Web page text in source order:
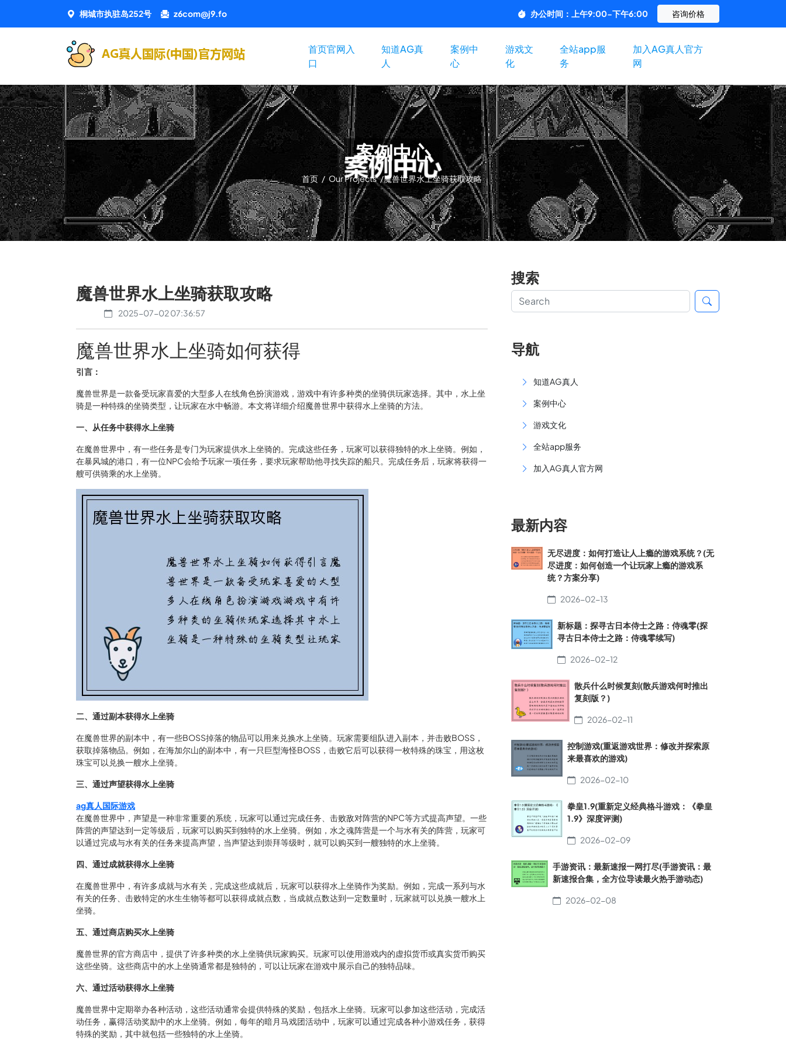
桐城市执驻岛252号 z6com@j9.fo 办公时间：上午9:00-下午6:00 咨询价格
首页官网入
口
知道AG真
人
案例中
心
游戏文
化
全站app服
务
加入AG真人官方
网
案例中心
首页 / Our Projects /魔兽世界水上坐骑获取攻略
魔兽世界水上坐骑获取攻略
2025-07-02 07:36:57
魔兽世界水上坐骑如何获得
引言：
魔兽世界是一款备受玩家喜爱的大型多人在线角色扮演游戏，游戏中有许多种类的坐骑供玩家选择。其中，水上坐
骑是一种特殊的坐骑类型，让玩家在水中畅游。本文将详细介绍魔兽世界中获得水上坐骑的方法。
一、从任务中获得水上坐骑
在魔兽世界中，有一些任务是专门为玩家提供水上坐骑的。完成这些任务，玩家可以获得独特的水上坐骑。例如，
在暴风城的港口，有一位NPC会给予玩家一项任务，要求玩家帮助他寻找失踪的船只。完成任务后，玩家将获得一
艘可供骑乘的水上坐骑。
二、通过副本获得水上坐骑
在魔兽世界的副本中，有一些BOSS掉落的物品可以用来兑换水上坐骑。玩家需要组队进入副本，并击败BOSS，
获取掉落物品。例如，在海加尔山的副本中，有一只巨型海怪BOSS，击败它后可以获得一枚特殊的珠宝，用这枚
珠宝可以兑换一艘水上坐骑。
三、通过声望获得水上坐骑
ag真人国际游戏
在魔兽世界中，声望是一种非常重要的系统，玩家可以通过完成任务、击败敌对阵营的NPC等方式提高声望。一些
阵营的声望达到一定等级后，玩家可以购买到独特的水上坐骑。例如，水之魂阵营是一个与水有关的阵营，玩家可
以通过完成与水有关的任务来提高声望，当声望达到崇拜等级时，就可以购买到一艘独特的水上坐骑。
四、通过成就获得水上坐骑
在魔兽世界中，有许多成就与水有关，完成这些成就后，玩家可以获得水上坐骑作为奖励。例如，完成一系列与水
有关的任务、击败特定的水生生物等都可以获得成就点数，当成就点数达到一定数量时，玩家就可以兑换一艘水上
坐骑。
五、通过商店购买水上坐骑
魔兽世界的官方商店中，提供了许多种类的水上坐骑供玩家购买。玩家可以使用游戏内的虚拟货币或真实货币购买
这些坐骑。这些商店中的水上坐骑通常都是独特的，可以让玩家在游戏中展示自己的独特品味。
六、通过活动获得水上坐骑
魔兽世界中定期举办各种活动，这些活动通常会提供特殊的奖励，包括水上坐骑。玩家可以参加这些活动，完成活
动任务，赢得活动奖励中的水上坐骑。例如，每年的暗月马戏团活动中，玩家可以通过完成各种小游戏任务，获得
特殊的奖励，其中就包括一些独特的水上坐骑。
搜索
导航
知道AG真人
案例中心
游戏文化
全站app服务
加入AG真人官方网
最新内容
无尽进度：如何打造让人上瘾的游戏系统？(无
尽进度：如何创造一个让玩家上瘾的游戏系
统？方案分享)
2026-02-13
新标题：探寻古日本侍士之路：侍魂零(探
寻古日本侍士之路：侍魂零续写)
2026-02-12
散兵什么时候复刻(散兵游戏何时推出
复刻版？)
2026-02-11
控制游戏(重返游戏世界：修改并探索原
来最喜欢的游戏)
2026-02-10
拳皇1.9(重新定义经典格斗游戏：《拳皇
1.9》深度评测)
2026-02-09
手游资讯：最新速报一网打尽(手游资讯：最
新速报合集，全方位导读最火热手游动态)
2026-02-08